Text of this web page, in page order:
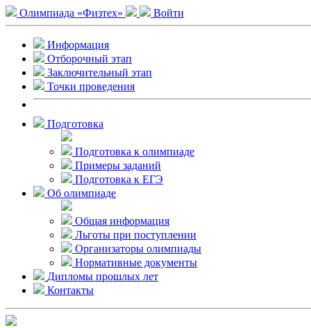
Олимпиада «Физтех» Войти
Информация
Отборочный этап
Заключительный этап
Точки проведения
Подготовка
Подготовка к олимпиаде
Примеры заданий
Подготовка к ЕГЭ
Об олимпиаде
Общая информация
Льготы при поступлении
Организаторы олимпиады
Нормативные документы
Дипломы прошлых лет
Контакты